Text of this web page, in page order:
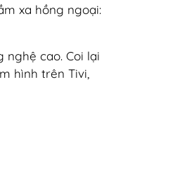
xa hồng ngoại:
nghệ cao. Coi lại
hình trên Tivi,